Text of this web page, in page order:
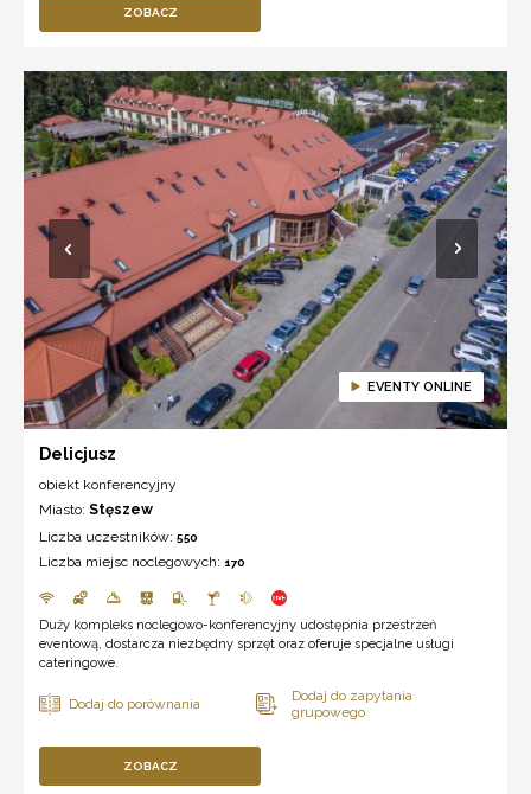
ZOBACZ
EVENTY ONLINE
Delicjusz
obiekt konferencyjny
Miasto: Stęszew
Liczba uczestników: 550
Liczba miejsc noclegowych: 170
Duży kompleks noclegowo-konferencyjny udostępnia przestrzeń
eventową, dostarcza niezbędny sprzęt oraz oferuje specjalne usługi
cateringowe.
ZOBACZ